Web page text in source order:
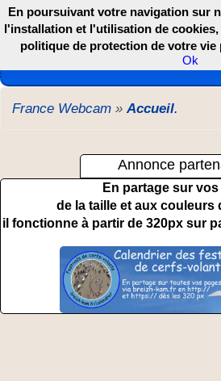
Les webcams de France,
France Webcam »Accueil.
Annonce
En partage sur
de la taille et aux couleurs
il fonctionne à partir de 320px sur
En poursuivant votre navigation sur
l'installation et l'utilisation de
politique de protection de votre vie
Ok